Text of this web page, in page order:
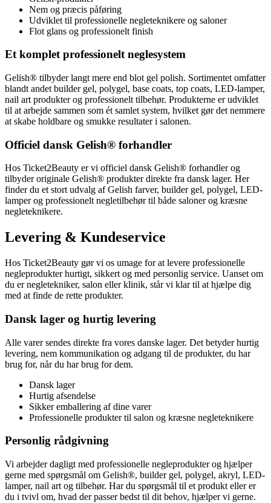
Nem og præcis påføring
Udviklet til professionelle negleteknikere og saloner
Flot glans og professionelt finish
Et komplet professionelt neglesystem
Gelish® tilbyder langt mere end blot gel polish. Sortimentet omfatter
blandt andet builder gel, polygel, base coats, top coats, LED-lamper,
nail art produkter og professionelt tilbehør. Produkterne er udviklet
til at arbejde sammen som ét samlet system, hvilket gør det nemmere
at skabe holdbare og smukke resultater i salonen.
Officiel dansk Gelish® forhandler
Hos Ticket2Beauty er vi officiel dansk Gelish® forhandler og
tilbyder originale Gelish® produkter direkte fra dansk lager. Her
finder du et stort udvalg af Gelish farver, builder gel, polygel, LED-
lamper og professionelt negletilbehør til både saloner og kræsne
negleteknikere.
Levering & Kundeservice
Hos Ticket2Beauty gør vi os umage for at levere professionelle
negleprodukter hurtigt, sikkert og med personlig service. Uanset om
du er negletekniker, salon eller klinik, står vi klar til at hjælpe dig
med at finde de rette produkter.
Dansk lager og hurtig levering
Alle varer sendes direkte fra vores danske lager. Det betyder hurtig
levering, nem kommunikation og adgang til de produkter, du har
brug for, når du har brug for dem.
Dansk lager
Hurtig afsendelse
Sikker emballering af dine varer
Professionelle produkter til salon og kræsne negleteknikere
Personlig rådgivning
Vi arbejder dagligt med professionelle negleprodukter og hjælper
gerne med spørgsmål om Gelish®, builder gel, polygel, akryl, LED-
lamper, nail art og tilbehør. Har du spørgsmål til et produkt eller er
du i tvivl om, hvad der passer bedst til dit behov, hjælper vi gerne.